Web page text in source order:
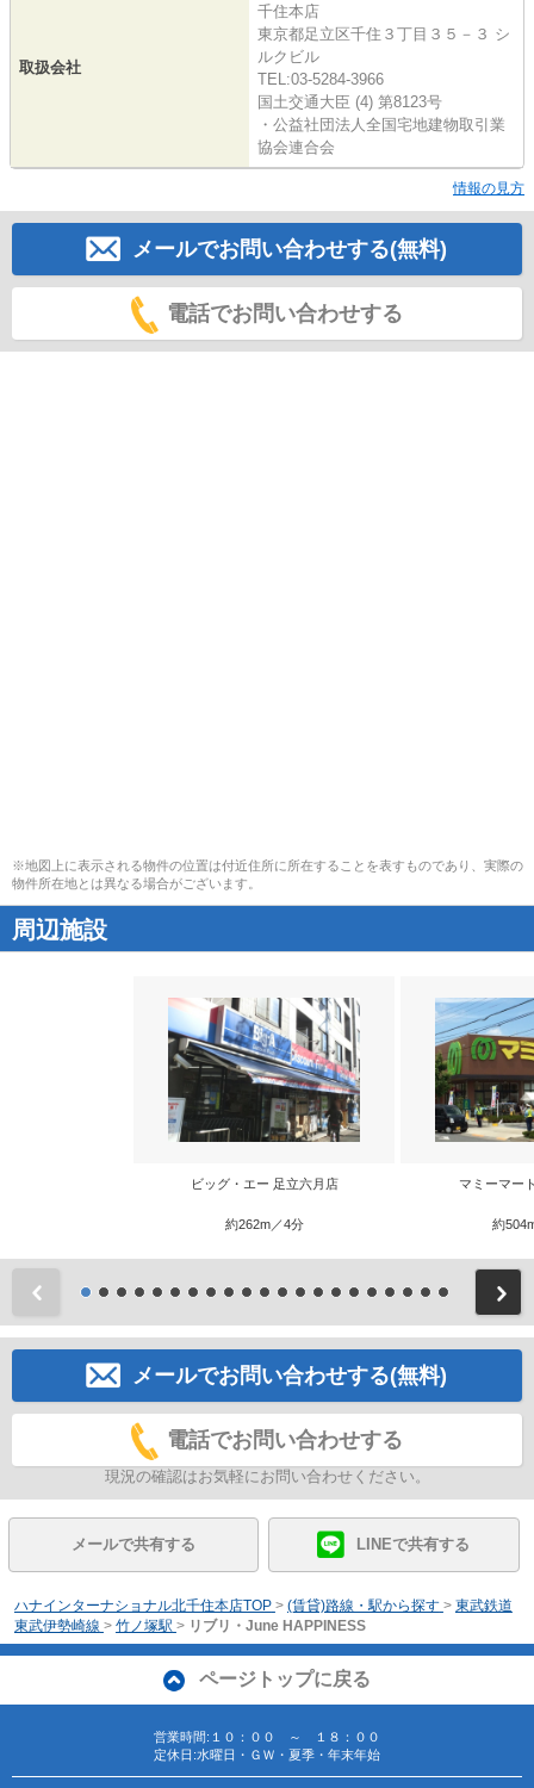
取扱会社
千住本店
東京都足立区千住３丁目３５－３ シ
ルクビル
TEL:03-5284-3966
国土交通大臣 (4) 第8123号
・公益社団法人全国宅地建物取引業
協会連合会
情報の見方
メールでお問い合わせする(無料)
電話でお問い合わせする
※地図上に表示される物件の位置は付近住所に所在することを表すものであり、実際の
物件所在地とは異なる場合がございます。
周辺施設
ビッグ・エー 足立六月店
約262m／4分
マミーマー
約
前
メールでお問い合わせする(無料)
電話でお問い合わせする
現況の確認はお気軽にお問い合わせください。
メールで共有する LINEで共有する
ハナインターナショナル北千住本店TOP > (賃貸)路線・駅から探す > 東武鉄道
東武伊勢崎線 > 竹ノ塚駅 > リブリ・June HAPPINESS
ページトップに戻る
営業時間:１０：００ ～ １８：００
定休日:水曜日・ＧＷ・夏季・年末年始